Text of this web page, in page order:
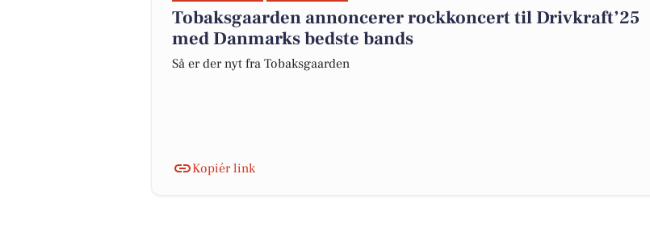
Tobaksgaarden annoncerer rockkoncert til Drivkraft’25
med Danmarks bedste bands
Så er der nyt fra Tobaksgaarden
Kopiér link